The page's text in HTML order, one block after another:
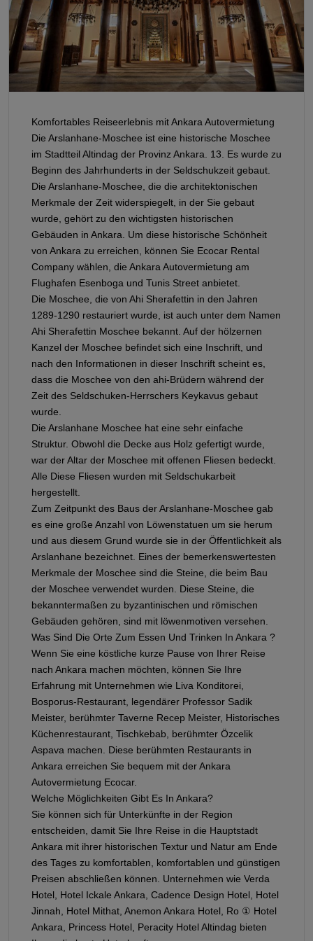
Komfortables Reiseerlebnis mit Ankara Autovermietung
Die Arslanhane-Moschee ist eine historische Moschee
im Stadtteil Altindag der Provinz Ankara. 13. Es wurde zu
Beginn des Jahrhunderts in der Seldschukzeit gebaut.
Die Arslanhane-Moschee, die die architektonischen
Merkmale der Zeit widerspiegelt, in der Sie gebaut
wurde, gehört zu den wichtigsten historischen
Gebäuden in Ankara. Um diese historische Schönheit
von Ankara zu erreichen, können Sie Ecocar Rental
Company wählen, die Ankara Autovermietung am
Flughafen Esenboga und Tunis Street anbietet.
Die Moschee, die von Ahi Sherafettin in den Jahren
1289-1290 restauriert wurde, ist auch unter dem Namen
Ahi Sherafettin Moschee bekannt. Auf der hölzernen
Kanzel der Moschee befindet sich eine Inschrift, und
nach den Informationen in dieser Inschrift scheint es,
dass die Moschee von den ahi-Brüdern während der
Zeit des Seldschuken-Herrschers Keykavus gebaut
wurde.
Die Arslanhane Moschee hat eine sehr einfache
Struktur. Obwohl die Decke aus Holz gefertigt wurde,
war der Altar der Moschee mit offenen Fliesen bedeckt.
Alle Diese Fliesen wurden mit Seldschukarbeit
hergestellt.
Zum Zeitpunkt des Baus der Arslanhane-Moschee gab
es eine große Anzahl von Löwenstatuen um sie herum
und aus diesem Grund wurde sie in der Öffentlichkeit als
Arslanhane bezeichnet. Eines der bemerkenswertesten
Merkmale der Moschee sind die Steine, die beim Bau
der Moschee verwendet wurden. Diese Steine, die
bekanntermaßen zu byzantinischen und römischen
Gebäuden gehören, sind mit löwenmotiven versehen.
Was Sind Die Orte Zum Essen Und Trinken In Ankara ?
Wenn Sie eine köstliche kurze Pause von Ihrer Reise
nach Ankara machen möchten, können Sie Ihre
Erfahrung mit Unternehmen wie Liva Konditorei,
Bosporus-Restaurant, legendärer Professor Sadik
Meister, berühmter Taverne Recep Meister, Historisches
Küchenrestaurant, Tischkebab, berühmter Özcelik
Aspava machen. Diese berühmten Restaurants in
Ankara erreichen Sie bequem mit der Ankara
Autovermietung Ecocar.
Welche Möglichkeiten Gibt Es In Ankara?
Sie können sich für Unterkünfte in der Region
entscheiden, damit Sie Ihre Reise in die Hauptstadt
Ankara mit ihrer historischen Textur und Natur am Ende
des Tages zu komfortablen, komfortablen und günstigen
Preisen abschließen können. Unternehmen wie Verda
Hotel, Hotel Ickale Ankara, Cadence Design Hotel, Hotel
Jinnah, Hotel Mithat, Anemon Ankara Hotel, Ro ① Hotel
Ankara, Princess Hotel, Peracity Hotel Altindag bieten